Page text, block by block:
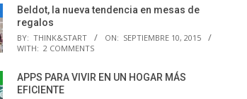
Beldot, la nueva tendencia en mesas de
regalos
BY: THINK&START ON: SEPTIEMBRE 10, 2015
WITH: 2 COMMENTS
APPS PARA VIVIR EN UN HOGAR MÁS
EFICIENTE